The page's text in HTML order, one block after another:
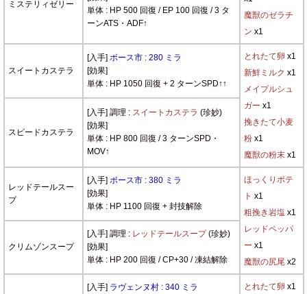
魔獣のゼラチ
ン x1
ミステリィゼリー
単体 : HP 500 回復 / EP 100 回復 / 3 タ
ーンATS・ADF↑
スイートカステラ
[入手] ボース市 : 280 ミラ
[効果]
単体 : HP 1050 回復 + 2 ターンSPD↑↑
とれたて卵 x1
新鮮ミルク x1
メイプルシュ
ガー x1
挽きたて小麦
粉x1
魔獣の粉末x1
スピードカステラ
[入手] 調理 : スイートカステラ (珍妙)
[効果]
単体 : HP 800 回復 / 3 ターンSPD・
MOV↑
レッドテールスー
プ
[入手] ボース市 : 380 ミラ
[効果]
単体 : HP 1100 回復 + 封技解除
ほっくりポテ
ト x1
粗挽き岩塩 x1
レッドペッパ
ー x1
魔獣の尻尾x2
クリムゾンスープ
[入手] 調理 : レッドテールスープ(珍妙)
[効果]
単体 : HP 200 回復 / CP+30 / 凍結解除
[入手] ラヴェンヌ村 : 340 ミラ
とれたて卵 x1